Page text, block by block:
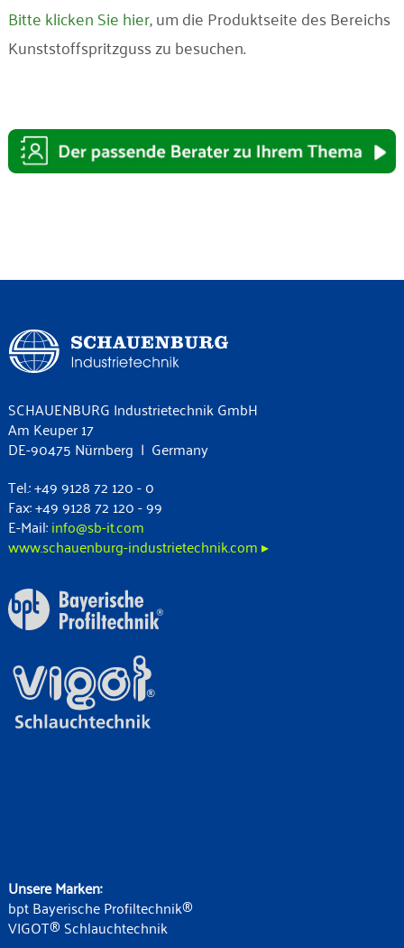
Bitte klicken Sie hier, um die Produktseite des Bereichs
Kunststoffspritzguss zu besuchen.
SCHAUENBURG Industrietechnik GmbH
Am Keuper 17
DE-90475 Nürnberg | Germany
Tel.: +49 9128 72 120 - 0
Fax: +49 9128 72 120 - 99
E-Mail:info@sb-it.com
www.schauenburg-industrietechnik.com ▸
Unsere Marken:
bpt Bayerische Profiltechnik®
VIGOT® Schlauchtechnik